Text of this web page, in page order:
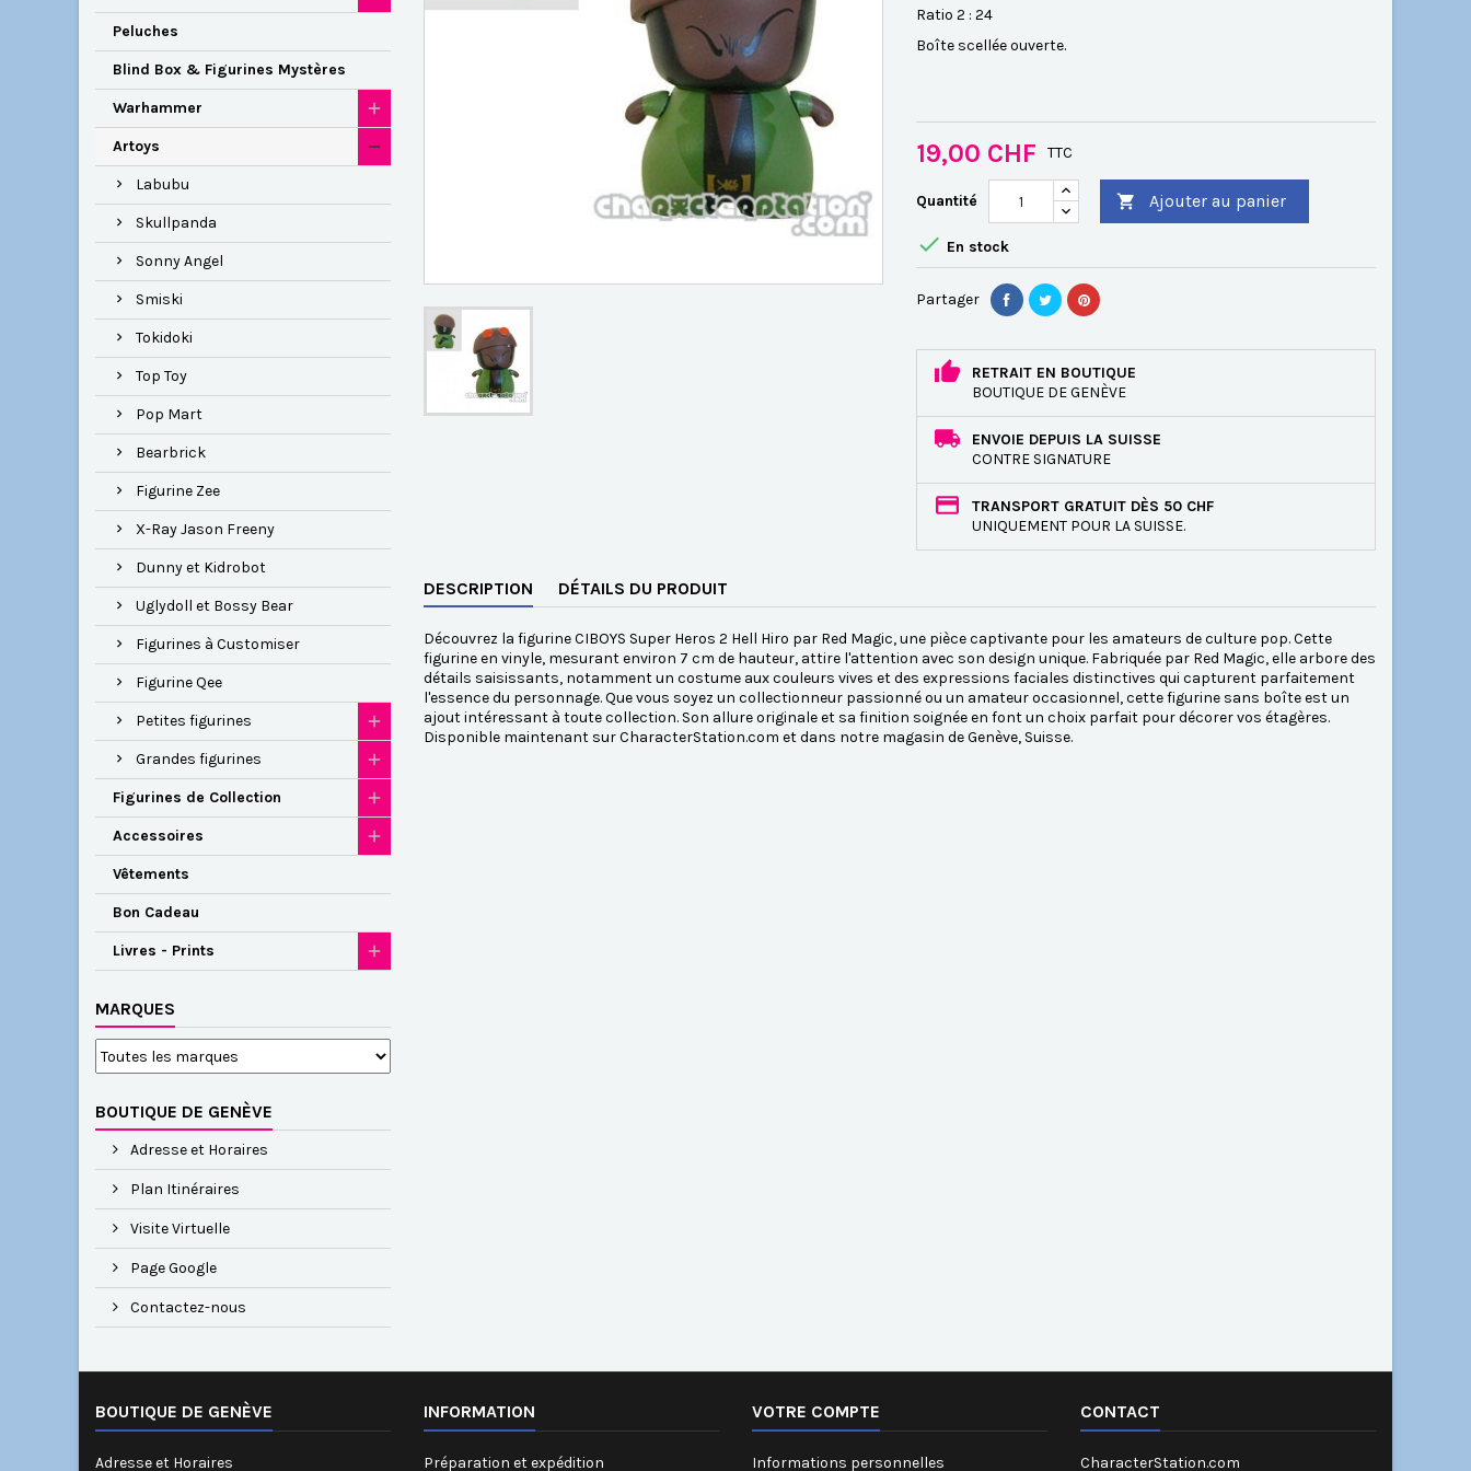
Peluches
Blind Box & Figurines Mystères
Warhammer
Artoys
Labubu
Skullpanda
Sonny Angel
Smiski
Tokidoki
Top Toy
Pop Mart
Bearbrick
Figurine Zee
X-Ray Jason Freeny
Dunny et Kidrobot
Uglydoll et Bossy Bear
Figurines à Customiser
Figurine Qee
Petites figurines
Grandes figurines
Figurines de Collection
Accessoires
Vêtements
Bon Cadeau
Livres - Prints
MARQUES
BOUTIQUE DE GENÈVE
Adresse et Horaires
Plan Itinéraires
Visite Virtuelle
Page Google
Contactez-nous
Ratio 2 : 24
Boîte scellée ouverte.
19,00 CHF TTC
Quantité  Ajouter au panier
 En stock
Partager
RETRAIT EN BOUTIQUE
BOUTIQUE DE GENÈVE
ENVOIE DEPUIS LA SUISSE
CONTRE SIGNATURE
TRANSPORT GRATUIT DÈS 50 CHF
UNIQUEMENT POUR LA SUISSE.
DESCRIPTION DÉTAILS DU PRODUIT
Découvrez la figurine CIBOYS Super Heros 2 Hell Hiro par Red Magic, une pièce captivante pour les amateurs de culture pop. Cette
figurine en vinyle, mesurant environ 7 cm de hauteur, attire l'attention avec son design unique. Fabriquée par Red Magic, elle arbore des
détails saisissants, notamment un costume aux couleurs vives et des expressions faciales distinctives qui capturent parfaitement
l'essence du personnage. Que vous soyez un collectionneur passionné ou un amateur occasionnel, cette figurine sans boîte est un
ajout intéressant à toute collection. Son allure originale et sa finition soignée en font un choix parfait pour décorer vos étagères.
Disponible maintenant sur CharacterStation.com et dans notre magasin de Genève, Suisse.
BOUTIQUE DE GENÈVE
Adresse et Horaires
INFORMATION
Préparation et expédition
VOTRE COMPTE
Informations personnelles
CONTACT
CharacterStation.com